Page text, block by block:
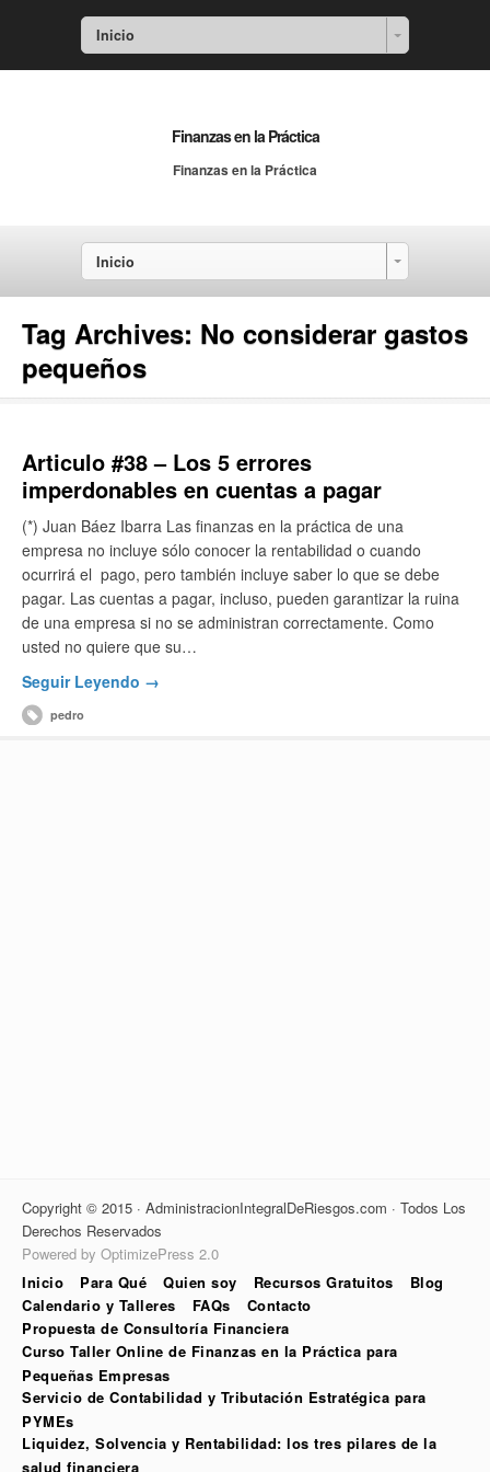
Inicio
Finanzas en la Práctica
Finanzas en la Práctica
Inicio
Tag Archives: No considerar gastos
pequeños
Articulo #38 – Los 5 errores
imperdonables en cuentas a pagar
(*) Juan Báez Ibarra Las finanzas en la práctica de una
empresa no incluye sólo conocer la rentabilidad o cuando
ocurrirá el pago, pero también incluye saber lo que se debe
pagar. Las cuentas a pagar, incluso, pueden garantizar la ruina
de una empresa si no se administran correctamente. Como
usted no quiere que su…
Seguir Leyendo →
pedro
Copyright © 2015 · AdministracionIntegralDeRiesgos.com · Todos Los
Derechos Reservados
Powered by OptimizePress 2.0
Inicio
Para Qué Quien soy Recursos Gratuitos
Blog
Calendario y Talleres
FAQs
Contacto
Propuesta de Consultoría Financiera
Curso Taller Online de Finanzas en la Práctica para
Pequeñas Empresas
Servicio de Contabilidad y Tributación Estratégica para
PYMEs
Liquidez, Solvencia y Rentabilidad: los tres pilares de la
salud financiera